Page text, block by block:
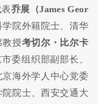
乔展（James Geor
学院外籍院士、清华
教授考切尔・比尔卡
市委组织部副部长、
京海外学人中心党委
院士、西安交通大